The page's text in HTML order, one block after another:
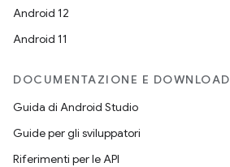
Android 12
Android 11
DOCUMENTAZIONE E DOWNLOAD
Guida di Android Studio
Guide per gli sviluppatori
Riferimenti per le API